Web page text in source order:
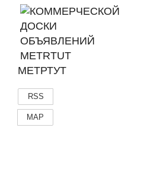
МЕТРТУТ
RSS
MAP